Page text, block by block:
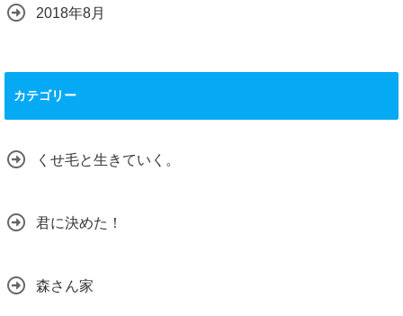
2018年8月
カテゴリー
くせ毛と生きていく。
君に決めた！
森さん家